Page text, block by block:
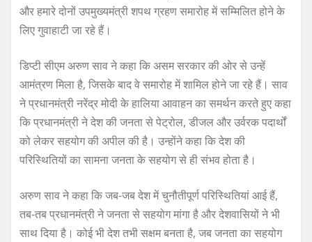
और हमारे दोनों उपमुख्यमंत्री शपथ ग्रहण समारोह में सम्मिलित होने के
लिए गुवाहाटी जा रहे हैं।
डिप्टी सीएम अरुण साव ने कहा कि असम सरकार की ओर से उन्हें
आमंत्रण मिला है, जिसके बाद वे समारोह में शामिल होने जा रहे हैं। साव
ने प्रधानमंत्री नरेंद्र मोदी के हालिया आवाहन का समर्थन करते हुए कहा
कि प्रधानमंत्री ने देश की जनता से पेट्रोल, डीजल और उर्वरक पदार्थों
को लेकर सहयोग की अपील की है। उन्होंने कहा कि देश की
परिस्थितियों का सामना जनता के सहयोग से ही संभव होता है।
अरुण साव ने कहा कि जब-जब देश में चुनौतीपूर्ण परिस्थितियां आई हैं,
तब-तब प्रधानमंत्री ने जनता से सहयोग मांगा है और देशवासियों ने भी
साथ दिया है। कोई भी देश तभी सक्षम बनता है, जब जनता का सहयोग